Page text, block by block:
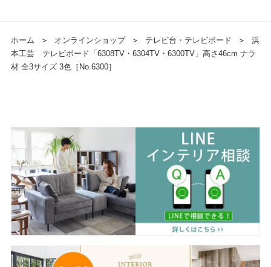
ホーム ＞ オンラインショップ ＞ テレビ台・テレビボード ＞
浜
本工芸 テレビボード「6308TV・6304TV・6300TV」高さ46cm ナラ
材 全3サイズ 3色［No.6300］